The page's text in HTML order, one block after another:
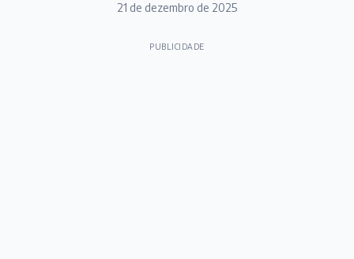
21 de dezembro de 2025
PUBLICIDADE